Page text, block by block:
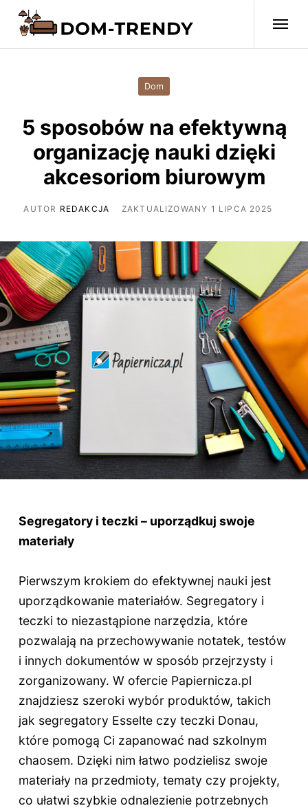
Dom
5 sposobów na efektywną
organizację nauki dzięki
akcesoriom biurowym
AUTOR REDAKCJA ZAKTUALIZOWANY 1 LIPCA 2025
Segregatory i teczki – uporządkuj swoje
materiały
Pierwszym krokiem do efektywnej nauki jest
uporządkowanie materiałów. Segregatory i
teczki to niezastąpione narzędzia, które
pozwalają na przechowywanie notatek, testów
i innych dokumentów w sposób przejrzysty i
zorganizowany. W ofercie Papiernicza.pl
znajdziesz szeroki wybór produktów, takich
jak segregatory Esselte czy teczki Donau,
które pomogą Ci zapanować nad szkolnym
chaosem. Dzięki nim łatwo podzielisz swoje
materiały na przedmioty, tematy czy projekty,
co ułatwi szybkie odnalezienie potrzebnych